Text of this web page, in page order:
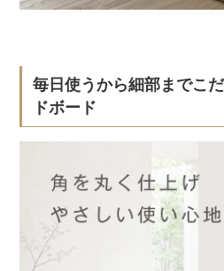
毎日使うから細部までこ
ドボード